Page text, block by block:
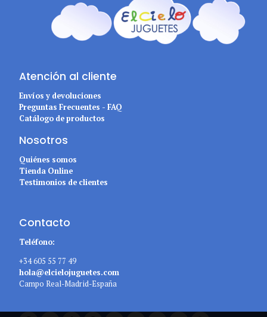
Atención al cliente
Envíos y devoluciones
Preguntas Frecuentes - FAQ
Catálogo de productos
Nosotros
Quiénes somos
Tienda Online
Testimonios de clientes
Contacto
Teléfono:
+34 605 55 77 49
hola@elcielojuguetes.com
Campo Real-Madrid-España